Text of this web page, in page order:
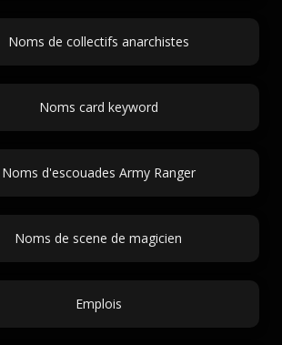
Noms de collectifs anarchistes
Noms card keyword
Noms d'escouades Army Ranger
Noms de scene de magicien
Emplois